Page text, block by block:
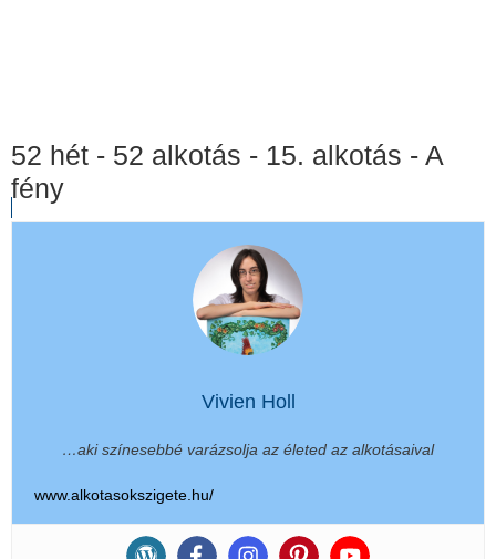
52 hét - 52 alkotás - 15. alkotás - A
fény
Vivien Holl
…aki színesebbé varázsolja az életed az alkotásaival
www.alkotasokszigete.hu/